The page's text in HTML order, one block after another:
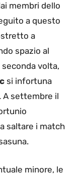
membri dello
a questo
a
spazio al
volta,
si infortuna
A settembre il
saltare i match
minore, le